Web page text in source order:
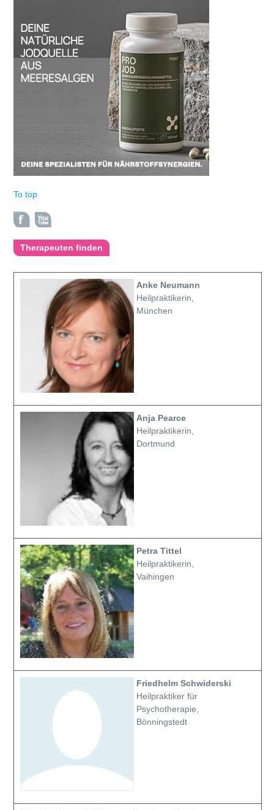
To top
Therapeuten finden
Anke Neumann
Heilpraktikerin,
München
Anja Pearce
Heilpraktikerin,
Dortmund
Petra Tittel
Heilpraktikerin,
Vaihingen
Friedhelm Schwiderski
Heilpraktiker für
Psychotherapie,
Bönningstedt